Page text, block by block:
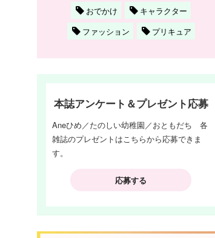
おでかけ
キャラクター
ファッション
プリキュア
本誌アンケート＆プレゼント応募
Aneひめ／たのしい幼稚園／おともだち 各
雑誌のプレゼントはこちらから応募できま
す。
応募する